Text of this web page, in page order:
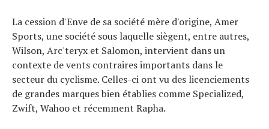
La cession d'Enve de sa société mère d'origine, Amer
Sports, une société sous laquelle siègent, entre autres,
Wilson, Arc'teryx et Salomon, intervient dans un
contexte de vents contraires importants dans le
secteur du cyclisme. Celles-ci ont vu des licenciements
de grandes marques bien établies comme Specialized,
Zwift, Wahoo et récemment Rapha.